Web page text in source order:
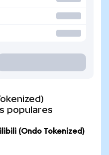
populares
(Ondo Tokenized)